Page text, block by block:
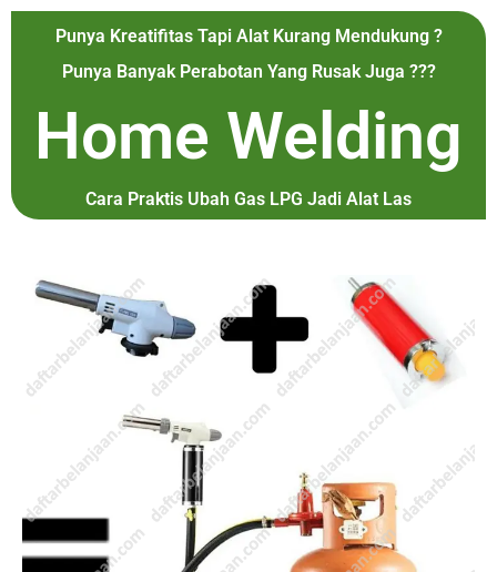
Punya Kreatifitas Tapi Alat Kurang Mendukung ?
Punya Banyak Perabotan Yang Rusak Juga ???
Home Welding
Cara Praktis Ubah Gas LPG Jadi Alat Las